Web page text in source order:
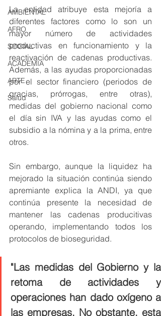
AMBIENTAL
AFRO
SOCIAL
ACADEMIA
ARTE
Salud
La entidad atribuye esta mejoría a
diferentes factores como lo son un
mayor número de actividades
productivas en funcionamiento y la
reactivación de cadenas productivas.
Además, a las ayudas proporcionadas
por el sector financiero (periodos de
gracias, prórrogas, entre otras),
medidas del gobierno nacional como
el día sin IVA y las ayudas como el
subsidio a la nómina y a la prima, entre
otros.
Sin embargo, aunque la liquidez ha
mejorado la situación continúa siendo
apremiante explica la ANDI, ya que
continúa presente la necesidad de
mantener las cadenas producitivas
operando, implementando todos los
protocolos de bioseguridad.
"Las medidas del Gobierno y la
retoma de actividades y
operaciones han dado oxígeno a
las empresas. No obstante, esta